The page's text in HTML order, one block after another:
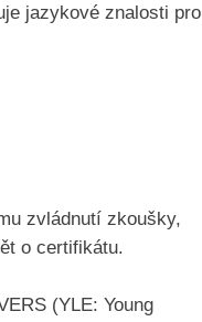
jazykové znalosti pro
zvládnutí zkoušky,
o certifikátu.
(YLE: Young